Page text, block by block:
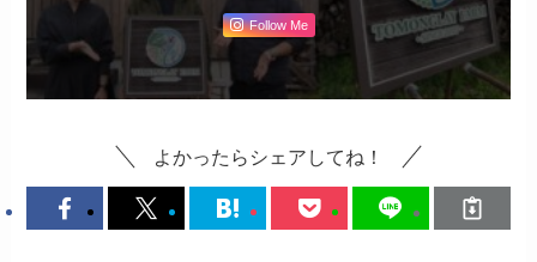
Follow Me
よかったらシェアしてね！